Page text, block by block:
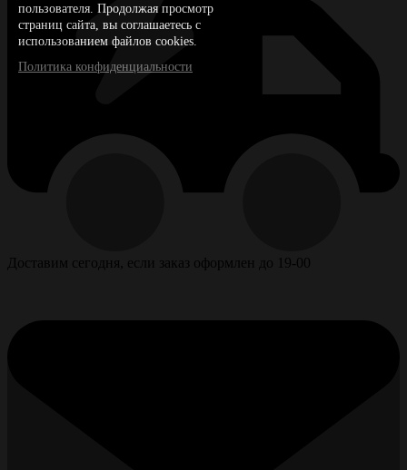
Доставим сегодня, если заказ оформлен до 19-00
пользователя. Продолжая просмотр
страниц сайта, вы соглашаетесь с
использованием файлов cookies.
Политика конфиденциальности